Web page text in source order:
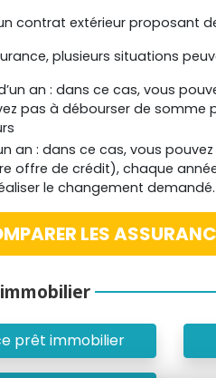
contrat extérieur proposant
plusieurs situations
an : dans ce cas, vous
pas à débourser de
an : dans ce cas, vous
de crédit), chaque
le changement demandé.
LES
prêt immobilier